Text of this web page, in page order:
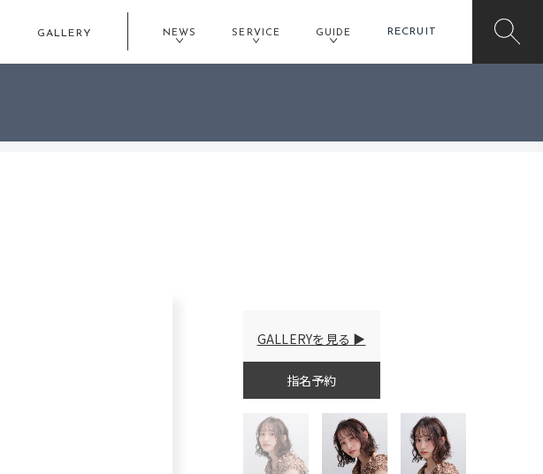
GALLERY NEWS SERVICE GUIDE RECRUIT
GALLERYを見る
指名予約